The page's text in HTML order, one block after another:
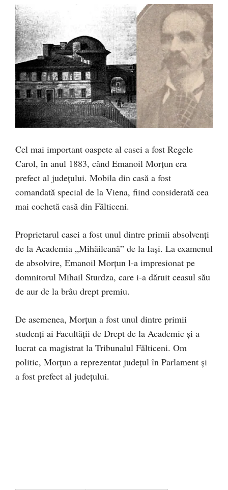
Cel mai important oaspete al casei a fost Regele
Carol, în anul 1883, când Emanoil Morțun era
prefect al județului. Mobila din casă a fost
comandată special de la Viena, fiind considerată cea
mai cochetă casă din Fălticeni.
Proprietarul casei a fost unul dintre primii absolvenți
de la Academia „Mihăileană” de la Iași. La examenul
de absolvire, Emanoil Morțun l-a impresionat pe
domnitorul Mihail Sturdza, care i-a dăruit ceasul său
de aur de la brâu drept premiu.
De asemenea, Morțun a fost unul dintre primii
studenți ai Facultății de Drept de la Academie și a
lucrat ca magistrat la Tribunalul Fălticeni. Om
politic, Morțun a reprezentat județul în Parlament și
a fost prefect al județului.